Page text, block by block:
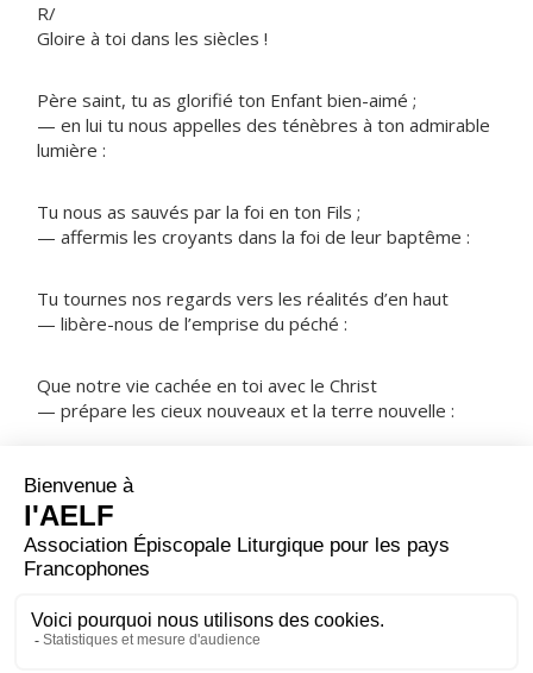
R/
Gloire à toi dans les siècles !
Père saint, tu as glorifié ton Enfant bien-aimé ;
— en lui tu nous appelles des ténèbres à ton admirable
lumière :
Tu nous as sauvés par la foi en ton Fils ;
— affermis les croyants dans la foi de leur baptême :
Tu tournes nos regards vers les réalités d’en haut
— libère-nous de l’emprise du péché :
Que notre vie cachée en toi avec le Christ
— prépare les cieux nouveaux et la terre nouvelle :
NOTRE PÈRE
ORAISON
Dieu éternel et tout-puissant, guide-nous jusqu’au
faiblesse, là où son Pasteur est entré victorieux. Lui qui
règne.